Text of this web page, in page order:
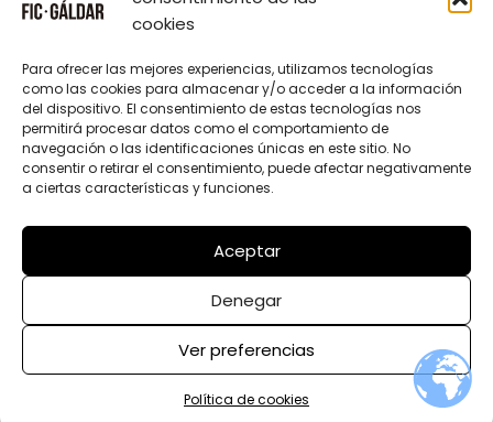
cookies
Para ofrecer las mejores experiencias, utilizamos tecnologías
como las cookies para almacenar y/o acceder a la información
del dispositivo. El consentimiento de estas tecnologías nos
permitirá procesar datos como el comportamiento de
navegación o las identificaciones únicas en este sitio. No
consentir o retirar el consentimiento, puede afectar negativamente
a ciertas características y funciones.
Aceptar
Denegar
Ver preferencias
Política de cookies
Ediciones anteriores
Prensa
Programación
FAQ
Síguenos
InstagramYoutube
© 2025 FIC de Gáldar. Todos los
Política de
Privacidad
Política de
Cookies
web diseñada y desarrollada porblushbreak